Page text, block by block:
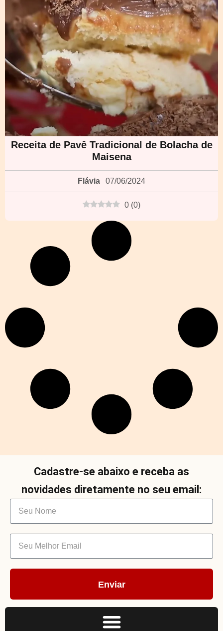
Receita de Pavê Tradicional de Bolacha de
Maisena
Flávia 07/06/2024
0 (0)
Cadastre-se abaixo e receba as
novidades diretamente no seu email:
Enviar